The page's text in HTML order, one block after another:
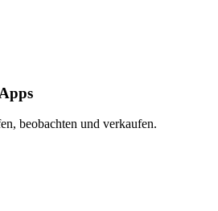
beobachten und verkaufen.